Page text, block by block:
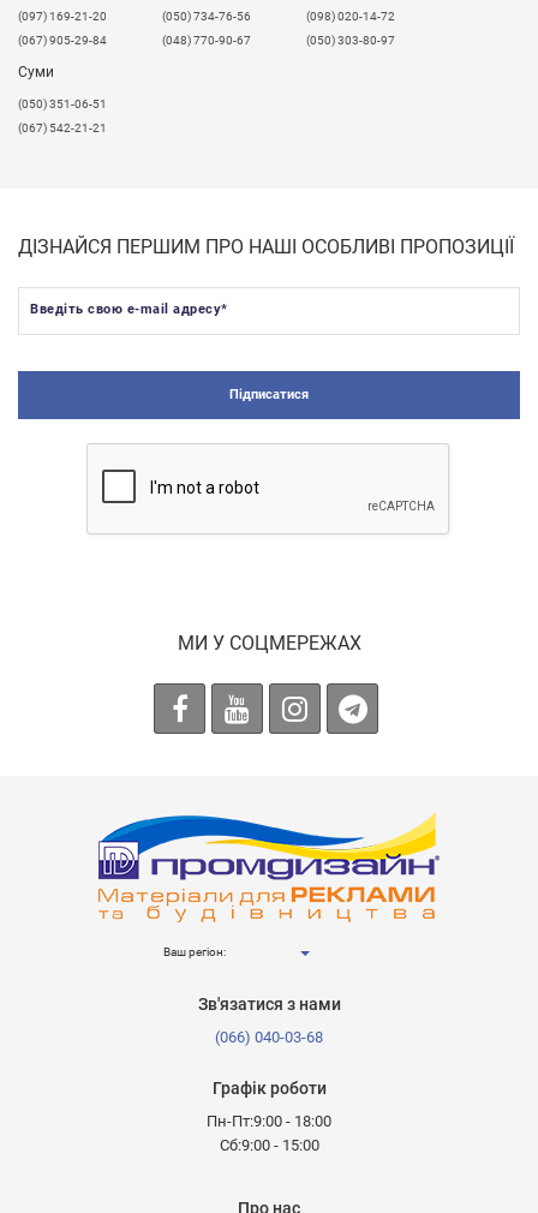
​(097) 169-21-20
(067) 905-29-84
(050) 734-76-56
(048) 770-90-67
(098) 020-14-72
(050) 303-80-97
Суми
(050) 351-06-51
(067) 542-21-21
ДІЗНАЙСЯ ПЕРШИМ ПРО НАШІ ОСОБЛИВІ ПРОПОЗИЦІЇ
Введіть свою e-mail адресу*
Підписатися
МИ У СОЦМЕРЕЖАХ
Ваш регіон:
Зв'язатися з нами
(066) 040-03-68
Графік роботи
Пн-Пт:9:00 - 18:00
Сб:9:00 - 15:00
Про нас